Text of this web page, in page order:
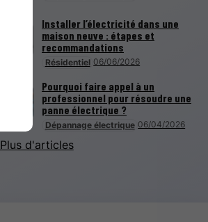
Résidentiel 06/06/2026
Installer l’électricité dans une
maison neuve : étapes et
recommandations
Dépannage électrique 06/04/2026
Pourquoi faire appel à un
professionnel pour résoudre une
panne électrique ?
Plus d'articles